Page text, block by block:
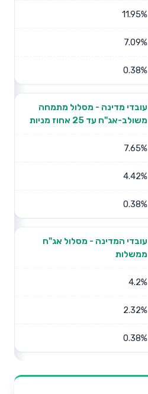
11.95%
7.09%
0.38%
עובדי מדינה - מסלול מתמחה
משולב-אג"ח עד 25 אחוז מניות
7.65%
4.42%
0.38%
עובדי המדינה - מסלול אג"ח
ממשלות
4.2%
2.32%
0.38%